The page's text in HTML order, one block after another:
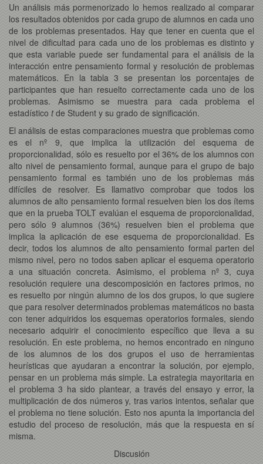
Un análisis más pormenorizado lo hemos realizado al comparar
los resultados obtenidos por cada grupo de alumnos en cada uno
de los problemas presentados. Hay que tener en cuenta que el
nivel de dificultad para cada uno de los problemas es distinto y
que esta variable puede ser fundamental para el análisis de la
interacción entre pensamiento formal y resolución de problemas
matemáticos. En la tabla 3 se presentan los porcentajes de
participantes que han resuelto correctamente cada uno de los
problemas. Asimismo se muestra para cada problema el
estadístico tde Student y su grado de significación.
El análisis de estas comparaciones muestra que problemas como
es el nº 9, que implica la utilización del esquema de
proporcionalidad, sólo es resuelto por el 36% de los alumnos con
alto nivel de pensamiento formal, aunque para el grupo de bajo
pensamiento formal es también uno de los problemas más
difíciles de resolver. Es llamativo comprobar que todos los
alumnos de alto pensamiento formal resuelven bien los dos ítems
que en la prueba TOLT evalúan el esquema de proporcionalidad,
pero sólo 9 alumnos (36%) resuelven bien el problema que
implica la aplicación de ese esquema de proporcionalidad. Es
decir, todos los alumnos de alto pensamiento formal parten del
mismo nivel, pero no todos saben aplicar el esquema operatorio
a una situación concreta. Asimismo, el problema nº 3, cuya
resolución requiere una descomposición en factores primos, no
es resuelto por ningún alumno de los dos grupos, lo que sugiere
que para resolver determinados problemas matemáticos no basta
con tener adquiridos los esquemas operatorios formales, siendo
necesario adquirir el conocimiento específico que lleva a su
resolución. En este problema, no hemos encontrado en ninguno
de los alumnos de los dos grupos el uso de herramientas
heurísticas que ayudaran a encontrar la solución, por ejemplo,
pensar en un problema más simple. La estrategia mayoritaria en
el problema 3 ha sido plantear, a través del ensayo y error, la
multiplicación de dos números y, tras varios intentos, señalar que
el problema no tiene solución. Esto nos apunta la importancia del
estudio del proceso de resolución, más que la respuesta en sí
misma.
Discusión